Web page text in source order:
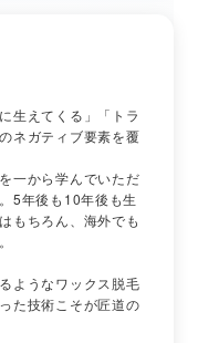
生えてくる」「トラ
ネガティブ要素を覆
一から学んでいただ
5年後も10年後も生
もちろん、海外でも
ようなワックス脱毛
た技術こそが匠道の